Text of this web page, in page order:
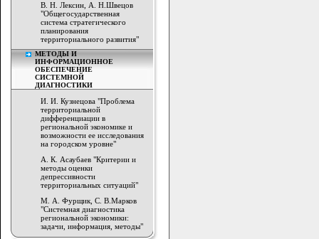
В. Н. Лексин, А. Н.Швецов
"Общегосударственная
система стратегического
планирования
территориального развития"
МЕТОДЫ И
ИНФОРМАЦИОННОЕ
ОБЕСПЕЧЕНИЕ
СИСТЕМНОЙ
ДИАГНОСТИКИ
И. И. Кузнецова "Проблема
территориальной
дифференциации в
региональной экономике и
возможности ее исследования
на городском уровне"
А. К. Асаубаев "Критерии и
методы оценки
депрессивности
территориальных ситуаций"
М. А. Фурщик, С. В.Марков
"Системная диагностика
региональной экономики:
задачи, информация, методы"